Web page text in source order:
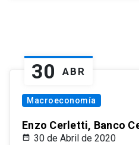
30 ABR
Macroeconomía
Enzo Cerletti, Banco
30 de Abril de 2020